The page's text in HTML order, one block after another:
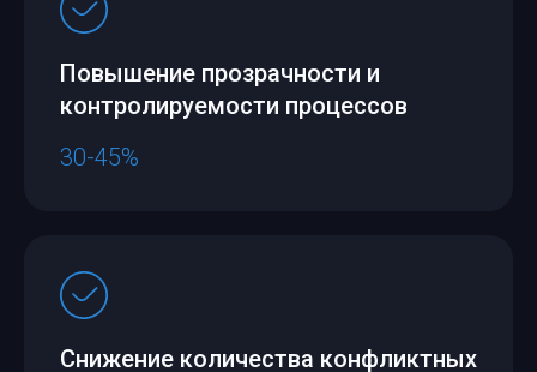
Повышение прозрачности и
контролируемости процессов
30-45%
Снижение количества конфликтных